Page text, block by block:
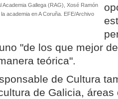
Academia Gallega (RAG), Xosé Ramón
academia en A Coruña. EFE/Archivo
"de los que mejor
teórica".
de Cultura
de Galicia, áreas